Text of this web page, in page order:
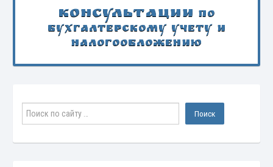
Консультации по
бухгалтерскому учету и
налогообложению